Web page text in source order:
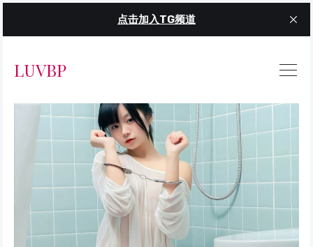
点击加入TG频道
LUVBP